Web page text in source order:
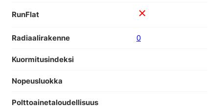
RunFlat
Radiaalirakenne 0
Kuormitusindeksi
Nopeusluokka
Polttoainetaloudellisuus